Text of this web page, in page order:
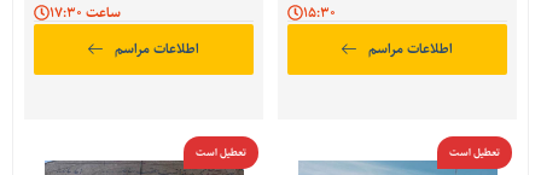
15:30
اطلاعات مراسم
ساعت 17:30
اطلاعات مراسم
تعطیل است تعطیل است